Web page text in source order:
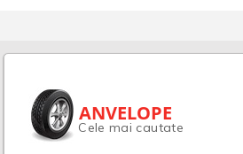
ANVELOPE
Cele mai cautate